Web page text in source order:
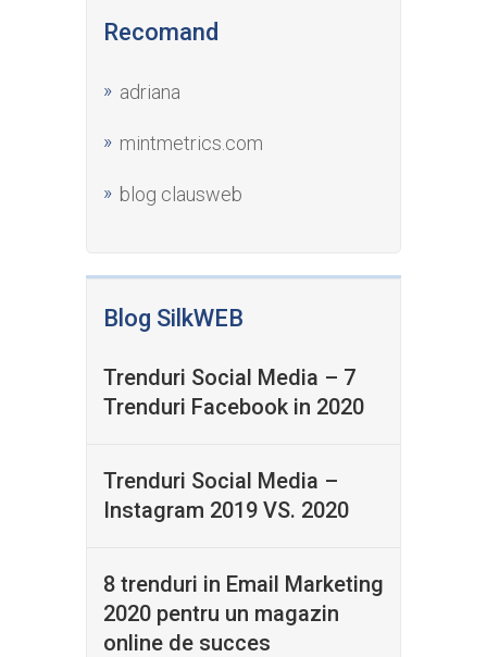
Recomand
adriana
mintmetrics.com
blog clausweb
Blog SilkWEB
Trenduri Social Media – 7
Trenduri Facebook in 2020
Trenduri Social Media –
Instagram 2019 VS. 2020
8 trenduri in Email Marketing
2020 pentru un magazin
online de succes